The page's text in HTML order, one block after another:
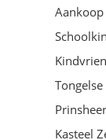
Kasteel